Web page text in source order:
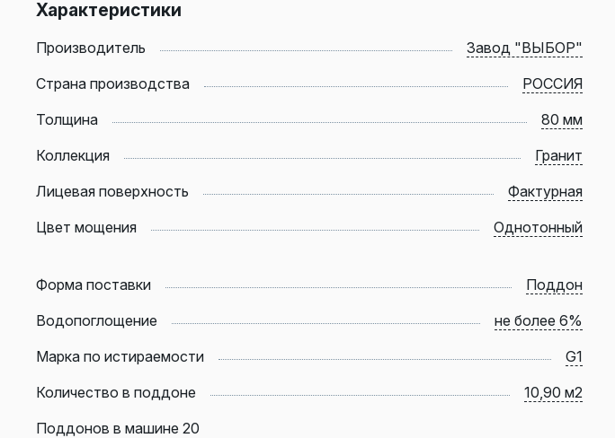
Характеристики
Производитель Завод "ВЫБОР"
Страна производства
РОССИЯ
Толщина
80 мм
Коллекция
Гранит
Лицевая поверхность
Фактурная
Цвет мощения
Однотонный
Форма поставки Поддон
Водопоглощение
не более 6%
Марка по истираемости
G1
Количество в поддоне
10,90 м2
Поддонов в машине 20